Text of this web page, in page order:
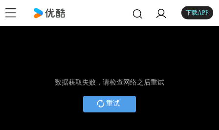
下载APP
数据获取失败，请检查网络之后重试
重试